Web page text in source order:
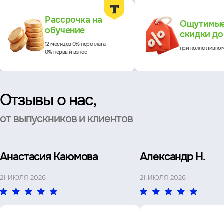
Рассрочка на
обучение
12 месяцев 0% переплата
0% первый взнос
скидки
при
Отзывы о нас,
от выпускников и клиентов
Анастасия Каюмова
21 ИЮЛЯ 2026
Александр Н.
21 ИЮЛЯ 2026